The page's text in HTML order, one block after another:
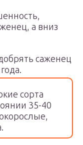
а вниз
саженец
сорта
35-40